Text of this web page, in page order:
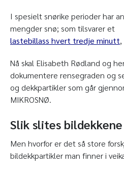
I spesielt snørike perioder har
mengder snø; som tilsvarer et
lastebillass hvert tredje minutt
Nå skal Elisabeth Rødland og
dokumentere rensegraden og
og dekkpartikler som går
MIKROSNØ.
Slik slites
Men hvorfor er det så store
bildekkpartikler man finner i